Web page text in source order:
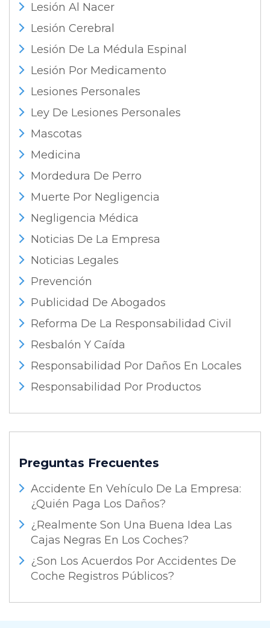
Lesión Al Nacer
Lesión Cerebral
Lesión De La Médula Espinal
Lesión Por Medicamento
Lesiones Personales
Ley De Lesiones Personales
Mascotas
Medicina
Mordedura De Perro
Muerte Por Negligencia
Negligencia Médica
Noticias De La Empresa
Noticias Legales
Prevención
Publicidad De Abogados
Reforma De La Responsabilidad Civil
Resbalón Y Caída
Responsabilidad Por Daños En Locales
Responsabilidad Por Productos
Preguntas Frecuentes
Accidente En Vehículo De La Empresa:
¿Quién Paga Los Daños?
¿Realmente Son Una Buena Idea Las
Cajas Negras En Los Coches?
¿Son Los Acuerdos Por Accidentes De
Coche Registros Públicos?